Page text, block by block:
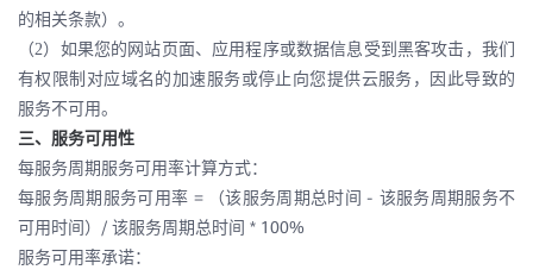
的相关条款）。
（2）如果您的网站页面、应用程序或数据信息受到黑客攻击，我们
有权限制对应域名的加速服务或停止向您提供云服务，因此导致的
服务不可用。
三、服务可用性
每服务周期服务可用率计算方式：
每服务周期服务可用率 = （该服务周期总时间 - 该服务周期服务不
可用时间） / 该服务周期总时间 * 100%
服务可用率承诺：